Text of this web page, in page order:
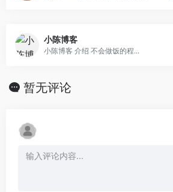
小陈博客
小陈博客 介绍 不会做饭的程...
暂无评论